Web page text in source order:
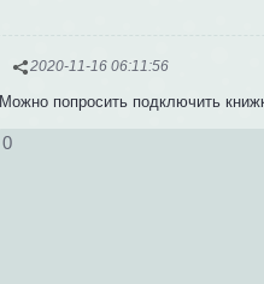
2020-11-16 06:11:56
Можно попросить подключить
0